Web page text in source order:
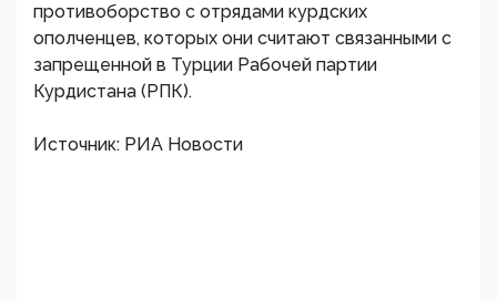
противоборство с отрядами курдских
ополченцев, которых они считают связанными с
запрещенной в Турции Рабочей партии
Курдистана (РПК).
Источник: РИА Новости